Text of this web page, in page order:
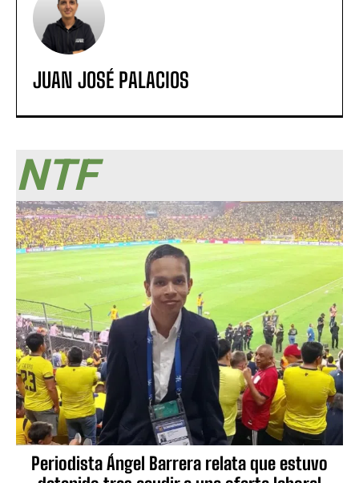
JUAN JOSÉ PALACIOS
NTF
Periodista Ángel Barrera relata que estuvo